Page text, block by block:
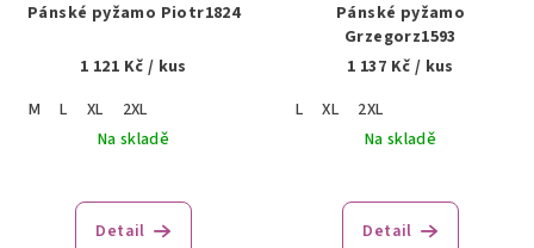
Pánské pyžamo Piotr1824
1 121 Kč / kus
M
L XL
2XL
Na skladě
Detail
Pánské pyžamo
Grzegorz1593
1 137 Kč / kus
L
XL
2XL
Na skladě
Detail